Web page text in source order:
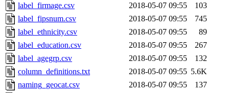
label_firmage.csv
2018-05-07 09:55
103
label_fipsnum.csv
2018-05-07 09:55
745
label_ethnicity.csv
2018-05-07 09:55
89
label_education.csv
2018-05-07 09:55
267
label_agegrp.csv
2018-05-07 09:55
132
column_definitions.txt
2018-05-07 09:55 5.6K
naming_geocat.csv
2018-05-07 09:55
137